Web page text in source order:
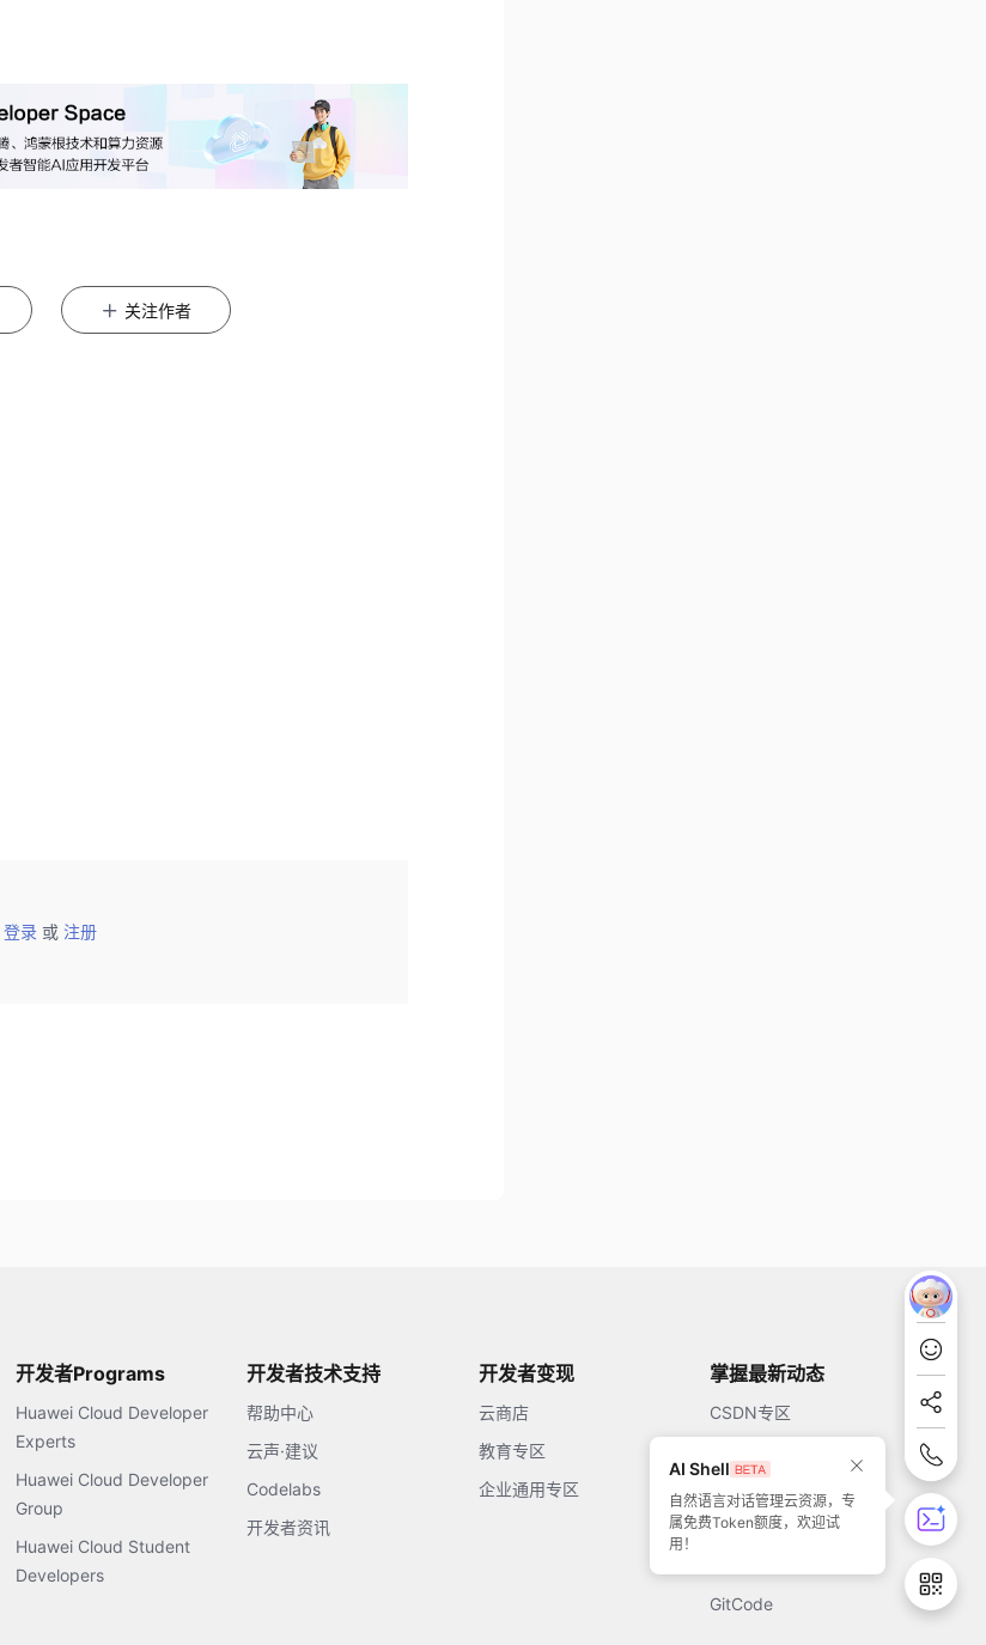
关注作者
登录 或 注册
AI Shell
自然语言对话管理云资源，专
属免费Token额度，欢迎试
用！
开发者Programs
Huawei Cloud Developer
Experts
Huawei Cloud Developer
Group
Huawei Cloud Student
Developers
开发者技术支持
帮助中心
云声·建议
Codelabs
开发者资讯
开发者变现
云商店
教育专区
企业通用专区
掌握最新动态
CSDN专区
开源中国
51CTO
GitCode